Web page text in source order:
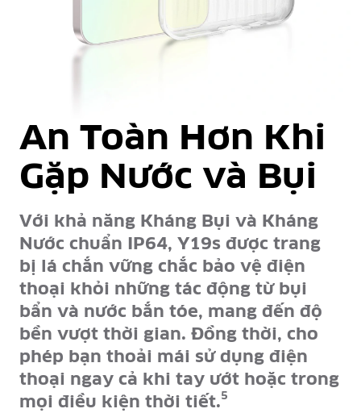
An Toàn Hơn Khi
Gặp Nước và Bụi
Với khả năng Kháng Bụi và Kháng
Nước chuẩn IP64, Y19s được trang
bị lá chắn vững chắc bảo vệ điện
thoại khỏi những tác động từ bụi
bẩn và nước bắn tóe, mang đến độ
bền vượt thời gian. Đồng thời, cho
phép bạn thoải mái sử dụng điện
thoại ngay cả khi tay ướt hoặc trong
mọi điều kiện thời tiết.5